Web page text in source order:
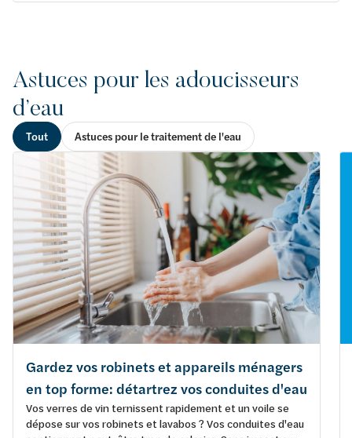
Astuces pour les adoucisseurs
d’eau
Tout Astuces pour le traitement de l'eau
Gardez vos robinets et appareils ménagers
en top forme: détartrez vos conduites d'eau
Vos verres de vin ternissent rapidement et un voile se
dépose sur vos robinets et lavabos ? Vos conduites d'eau